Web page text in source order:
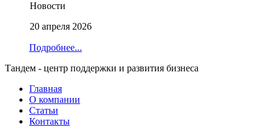
Новости
20 апреля 2026
Подробнее...
Тандем - центр поддержки и развития бизнеса
Главная
О компании
Статьи
Контакты